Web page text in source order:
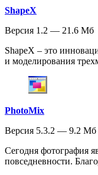
ShapeX
Версия 1.2 — 21.6 Мб
ShapeX – это
и моделирования
PhotoMix
Версия 5.3.2 — 9.2 Мб
Сегодня фотография
повседневности.